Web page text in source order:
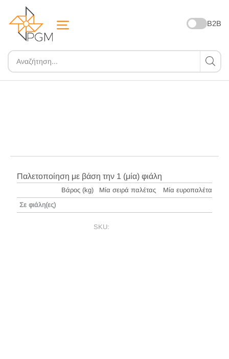
B2B
Παλετοποίηση με βάση την 1 (μία) φιάλη
Βάρος (kg) Μία σειρά παλέτας
Μία ευροπαλέτα
Σε φιάλη(ες)
SKU: